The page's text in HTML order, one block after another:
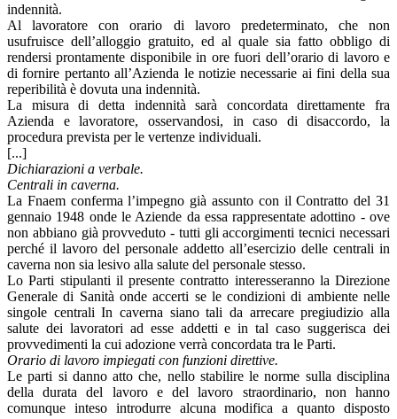
indennità.
Al lavoratore con orario di lavoro predeterminato, che non
usufruisce dell’alloggio gratuito, ed al quale sia fatto obbligo di
rendersi prontamente disponibile in ore fuori dell’orario di lavoro e
di fornire pertanto all’Azienda le notizie necessarie ai fini della sua
reperibilità è dovuta una indennità.
La misura di detta indennità sarà concordata direttamente fra
Azienda e lavoratore, osservandosi, in caso di disaccordo, la
procedura prevista per le vertenze individuali.
[...]
Dichiarazioni a verbale.
Centrali in caverna.
La Fnaem conferma l’impegno già assunto con il Contratto del 31
gennaio 1948 onde le Aziende da essa rappresentate adottino - ove
non abbiano già provveduto - tutti gli accorgimenti tecnici necessari
perché il lavoro del personale addetto all’esercizio delle centrali in
caverna non sia lesivo alla salute del personale stesso.
Lo Parti stipulanti il presente contratto interesseranno la Direzione
Generale di Sanità onde accerti se le condizioni di ambiente nelle
singole centrali In caverna siano tali da arrecare pregiudizio alla
salute dei lavoratori ad esse addetti e in tal caso suggerisca dei
provvedimenti la cui adozione verrà concordata tra le Parti.
Orario di lavoro impiegati con funzioni direttive.
Le parti si danno atto che, nello stabilire le norme sulla disciplina
della durata del lavoro e del lavoro straordinario, non hanno
comunque inteso introdurre alcuna modifica a quanto disposto